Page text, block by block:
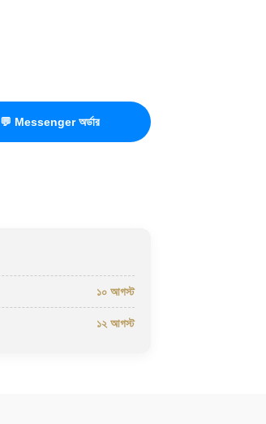
💬 Messenger অর্ডার
১০ আগস্ট
১২ আগস্ট